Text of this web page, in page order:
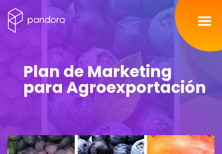
Servicios
Portafolio
Plan de Marketing
para Agroexportación